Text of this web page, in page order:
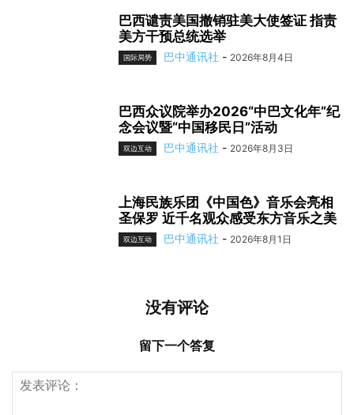
巴西谴责美国撤销驻美大使签证 指责
美方干预总统选举
国际局势 巴中通讯社 - 2026年8月4日
巴西众议院举办2026“中巴文化年”纪
念会议暨“中国移民日”活动
双边互动 巴中通讯社 - 2026年8月3日
上海民族乐团《中国色》音乐会亮相
圣保罗 近千名观众感受东方音乐之美
双边互动 巴中通讯社 - 2026年8月1日
没有评论
留下一个答复